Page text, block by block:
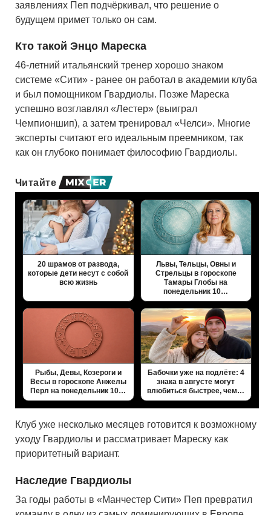
заявлениях Пеп подчёркивал, что решение о
будущем примет только он сам.
Кто такой Энцо Мареска
46-летний итальянский тренер хорошо знаком
системе «Сити» - ранее он работал в академии клуба
и был помощником Гвардиолы. Позже Мареска
успешно возглавлял «Лестер» (выиграл
Чемпионшип), а затем тренировал «Челси». Многие
эксперты считают его идеальным преемником, так
как он глубоко понимает философию Гвардиолы.
Читайте
20 шрамов от развода,
которые дети несут с собой
всю жизнь
Львы, Тельцы, Овны и
Стрельцы в гороскопе
Тамары Глобы на
понедельник 10…
Рыбы, Девы, Козероги и
Весы в гороскопе Анжелы
Перл на понедельник 10…
Бабочки уже на подлёте: 4
знака в августе могут
влюбиться быстрее, чем…
Клуб уже несколько месяцев готовится к возможному
уходу Гвардиолы и рассматривает Мареску как
приоритетный вариант.
Наследие Гвардиолы
За годы работы в «Манчестер Сити» Пеп превратил